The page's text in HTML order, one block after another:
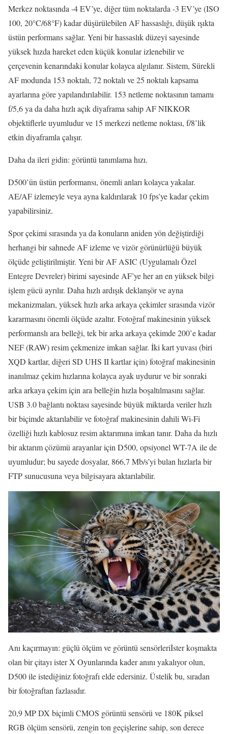
Merkez noktasında -4 EV’ye, diğer tüm noktalarda -3 EV’ye (ISO
100, 20°C/68°F) kadar düşürülebilen AF hassaslığı, düşük ışıkta
üstün performans sağlar. Yeni bir hassaslık düzeyi sayesinde
yüksek hızda hareket eden küçük konular izlenebilir ve
çerçevenin kenarındaki konular kolayca algılanır. Sistem, Sürekli
AF modunda 153 noktalı, 72 noktalı ve 25 noktalı kapsama
ayarlarına göre yapılandırılabilir. 153 netleme noktasının tamamı
f/5,6 ya da daha hızlı açık diyaframa sahip AF NIKKOR
objektiflerle uyumludur ve 15 merkezi netleme noktası, f/8’lik
etkin diyaframla çalışır.
Daha da ileri gidin: görüntü tanımlama hızı.
D500’ün üstün performansı, önemli anları kolayca yakalar.
AE/AF izlemeyle veya ayna kaldırılarak 10 fps’ye kadar çekim
yapabilirsiniz.
Spor çekimi sırasında ya da konuların aniden yön değiştirdiği
herhangi bir sahnede AF izleme ve vizör görünürlüğü büyük
ölçüde geliştirilmiştir. Yeni bir AF ASIC (Uygulamalı Özel
Entegre Devreler) birimi sayesinde AF’ye her an en yüksek bilgi
işlem gücü ayrılır. Daha hızlı ardışık deklanşör ve ayna
mekanizmaları, yüksek hızlı arka arkaya çekimler sırasında vizör
kararmasını önemli ölçüde azaltır. Fotoğraf makinesinin yüksek
performanslı ara belleği, tek bir arka arkaya çekimde 200’e kadar
NEF (RAW) resim çekmenize imkan sağlar. İki kart yuvası (biri
XQD kartlar, diğeri SD UHS II kartlar için) fotoğraf makinesinin
inanılmaz çekim hızlarına kolayca ayak uydurur ve bir sonraki
arka arkaya çekim için ara belleğin hızla boşaltılmasını sağlar.
USB 3.0 bağlantı noktası sayesinde büyük miktarda veriler hızlı
bir biçimde aktarılabilir ve fotoğraf makinesinin dahili Wi-Fi
özelliği hızlı kablosuz resim aktarımına imkan tanır. Daha da hızlı
bir aktarım çözümü arayanlar için D500, opsiyonel WT-7A ile de
uyumludur; bu sayede dosyalar, 866,7 Mb/s’yi bulan hızlarla bir
FTP sunucusuna veya bilgisayara aktarılabilir.
Anı kaçırmayın: güçlü ölçüm ve görüntü sensörleriİster koşmakta
olan bir çitayı ister X Oyunlarında kader anını yakalıyor olun,
D500 ile istediğiniz fotoğrafı elde edersiniz. Üstelik bu, sıradan
bir fotoğraftan fazlasıdır.
20,9 MP DX biçimli CMOS görüntü sensörü ve 180K piksel
RGB ölçüm sensörü, zengin ton geçişlerine sahip, son derece